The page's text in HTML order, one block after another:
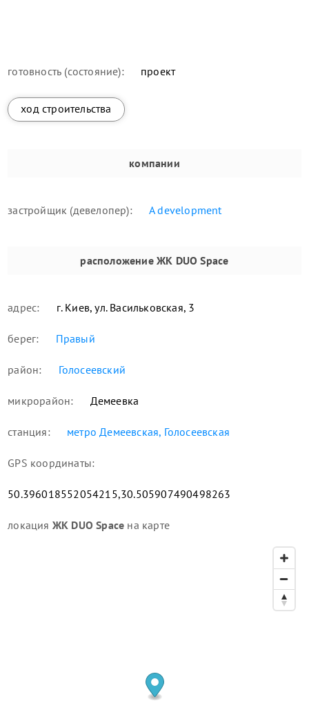
готовность (состояние): проект
ход строительства
компании
застройщик (девелопер): A development
расположениеЖК DUO Space
адрес: г. Киев, ул. Васильковская, 3
берег: Правый
район: Голосеевский
микрорайон: Демеевка
станция: метро Демеевская, Голосеевская
GPS координаты:
50.396018552054215,30.505907490498263
локация ЖК DUO Space на карте